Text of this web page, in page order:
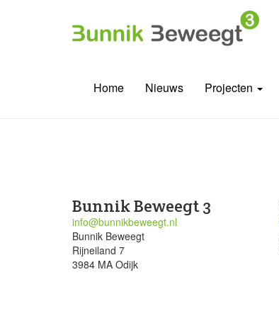
Home Nieuws Projecten
Bunnik Beweegt 3
info@bunnikbeweegt.nl
Bunnik Beweegt
Rijneiland 7
3984 MA Odijk